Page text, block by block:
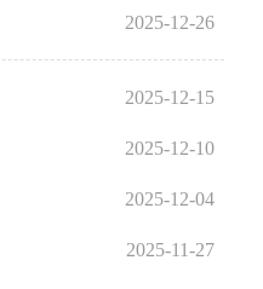
2025-12-26
2025-12-15
2025-12-10
2025-12-04
2025-11-27